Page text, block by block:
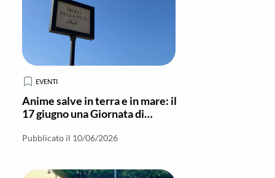
EVENTI
Anime salve in terra e in mare: il
17 giugno una Giornata di
interreligiosa
Pubblicato il 10/06/2026